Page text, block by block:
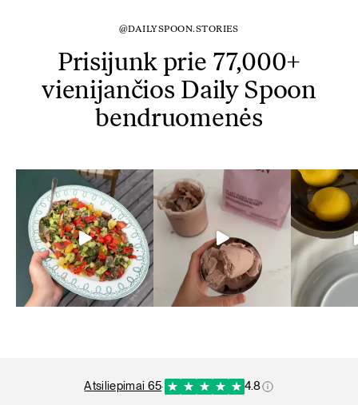
@DAILYSPOON.STORIES
Prisijunk prie 77,000+
vienijančios Daily Spoon
bendruomenės
atsiliepimai 65· 4.8